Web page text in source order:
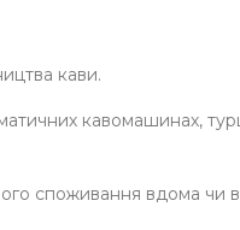
кави.
кавомашинах,
споживання вдома чи в